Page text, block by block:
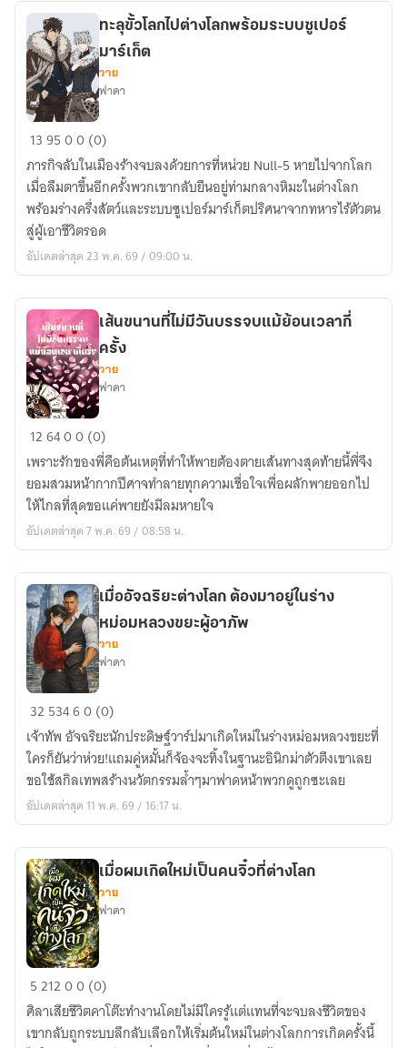
ใน
ร่าง
หม่อม
หลวง
ขยะ
ผู้
อาภัพ
ทะลุ
โลก
ไป
ต่าง
โลก
พร้อม
ซู
เปอร์
มาร์เก็ต
ทะลุขั้วโลกไปต่างโลกพร้อมระบบซูเปอร์
มาร์เก็ต
วาย
ฟาดา
139500 (0)
ภารกิจลับในเมืองร้างจบลงด้วยการที่หน่วย Null-5 หายไปจากโลก
เมื่อลืมตาขึ้นอีกครั้งพวกเขากลับยืนอยู่ท่ามกลางหิมะในต่างโลก
พร้อมร่างครึ่งสัตว์และระบบซูเปอร์มาร์เก็ตปริศนาจากทหารไร้ตัวตน
สู่ผู้เอาชีวิตรอด
อัปเดตล่าสุด 23 พ.ค. 69 / 09:00 น.
เส้น
ขนาน
ที่
ไม่มี
วัน
บรรจบ
ย้อน
เวลา
กี่
ครั้ง
เส้นขนานที่ไม่มีวันบรรจบแม้ย้อนเวลากี่
ครั้ง
วาย
ฟาดา
126400 (0)
เพราะรักของพี่คือต้นเหตุที่ทำให้พายต้องตายเส้นทางสุดท้ายนี้พี่จึง
ยอมสวมหน้ากากปีศาจทำลายทุกความเชื่อใจเพื่อผลักพายออกไป
ให้ไกลที่สุดขอแค่พายยังมีลมหายใจ
อัปเดตล่าสุด 7 พ.ค. 69 / 08:58 น.
เมื่อ
อัจฉริยะ
ต่าง
โลก
ต้อง
มา
ใน
ร่าง
หม่อม
หลวง
ขยะ
ผู้
อาภัพ
เมื่ออัจฉริยะต่างโลก ต้องมาอยู่ในร่าง
หม่อมหลวงขยะผู้อาภัพ
วาย
ฟาดา
32 53460 (0)
เจ้าทัพ อัจฉริยะนักประดิษฐ์วาร์ปมาเกิดใหม่ในร่างหม่อมหลวงขยะที่
ใครก็ยันว่าห่วย!แถมคู่หมั้นก็จ้องจะทิ้งในฐานะอินิกม่าตัวตึงเขาเลย
ขอใช้สกิลเทพสร้างนวัตกรรมล้ำๆมาฟาดหน้าพวกดูถูกซะเลย
อัปเดตล่าสุด 11 พ.ค. 69 / 16:17 น.
เมื่อ
ผม
เกิด
เมื่อผมเกิดใหม่เป็นคนจิ๋วที่ต่างโลก
วาย
ฟาดา
521200 (0)
ศิลาเสียชีวิตคาโต๊ะทำงานโดยไม่มีใครรู้แต่แทนที่จะจบลงชีวิตของ
เขากลับถูกระบบลึกลับเลือกให้เริ่มต้นใหม่ในต่างโลกการเกิดครั้งนี้